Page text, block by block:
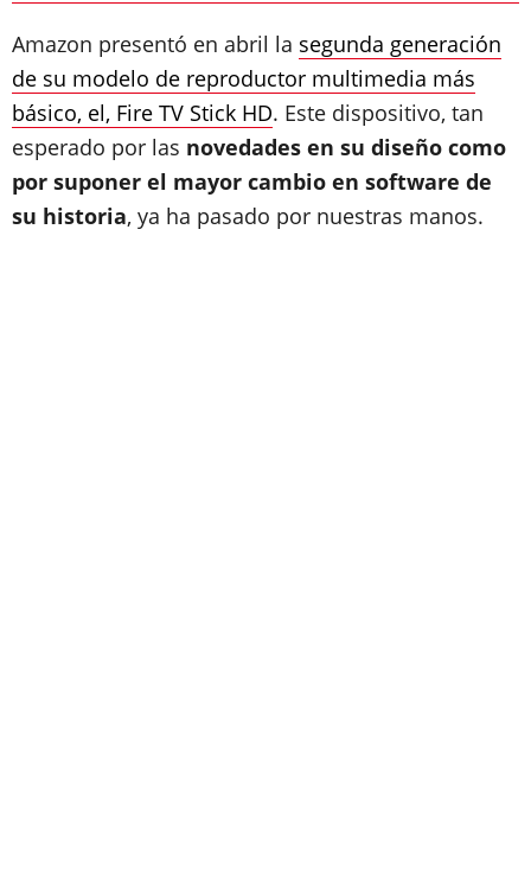
Amazon presentó en abril la segunda generación
de su modelo de reproductor multimedia más
básico, el, Fire TV Stick HD. Este dispositivo, tan
esperado por las novedades en su diseño como
por suponer el mayor cambio en software de
su historia, ya ha pasado por nuestras manos.